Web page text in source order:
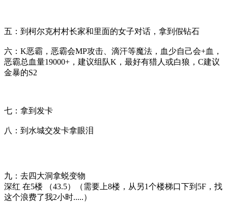
五：到柯尔克村村长家和里面的女子对话，拿到假钻石
六：K恶霸，恶霸会MP攻击、滴汗等魔法，血少自己会+血，
恶霸总血量19000+，建议组队K，最好有猎人或白狼，C建议
金暴的S2
七：拿到发卡
八：到水城交发卡拿眼泪
九：去四大洞拿蜕变物
深红 在5楼 （43.5）（需要上8楼，从另1个楼梯口下到5F，找
这个浪费了我2小时.....）